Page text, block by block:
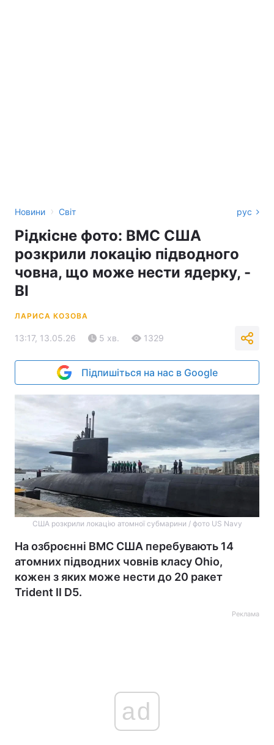
Новини › Світ рус
Рідкісне фото: ВМС США
розкрили локацію підводного
човна, що може нести ядерку, -
BI
ЛАРИСА КОЗОВА
13:17, 13.05.26 5 хв. 1329
Підпишіться на нас в Google
США розкрили локацію атомної субмарини / фото US Navy
На озброєнні ВМС США перебувають 14
атомних підводних човнів класу Ohio,
кожен з яких може нести до 20 ракет
Trident II D5.
Реклама
ad